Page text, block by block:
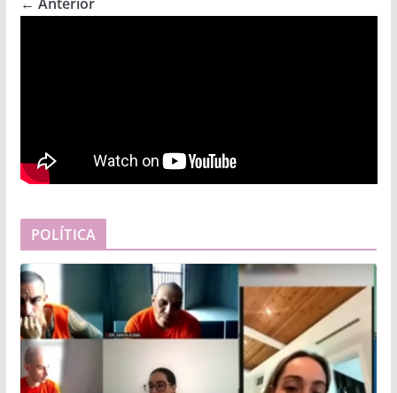
POLÍTICA